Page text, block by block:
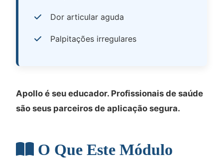
Dor articular aguda
Palpitações irregulares
Apollo é seu educador. Profissionais de saúde
são seus parceiros de aplicação segura.
O Que Este Módulo